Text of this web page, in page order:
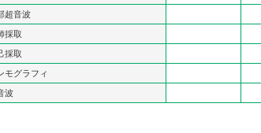
超音波
採取
採取
モグラフィ
波